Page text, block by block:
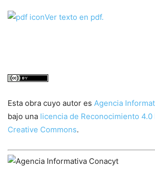
Ver texto en pdf.
Esta obra cuyo autor es Agencia
bajo una licencia de Reconocimiento
Creative Commons.